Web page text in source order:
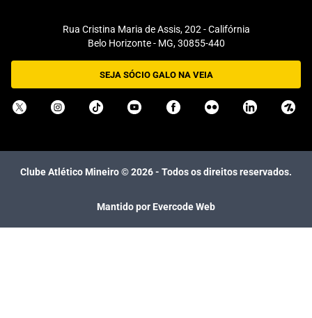
Rua Cristina Maria de Assis, 202 - Califórnia
Belo Horizonte - MG, 30855-440
SEJA SÓCIO GALO NA VEIA
Clube Atlético Mineiro ©2026- Todos os direitos reservados.
Mantido por Evercode Web